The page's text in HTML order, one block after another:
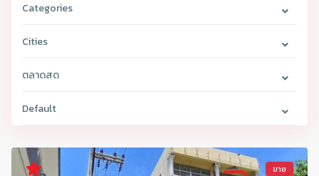
Categories
Cities
ตลาดสด
Default
ขาย